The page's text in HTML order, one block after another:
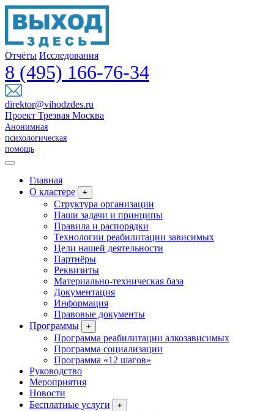
Отчёты Исследования
8 (495) 166-76-34
direktor@vihodzdes.ru
Проект Трезвая Москва
Анонимная
психологическая
помощь
Главная
О кластере
+
Структура организации
Наши задачи и принципы
Правила и распорядки
Технологии реабилитации зависимых
Цели нашей деятельности
Партнёры
Реквизиты
Материально-техническая база
Документация
Информация
Правовые документы
Программы
+
Программа реабилитации алкозависимых
Программа социализации
Программа «12 шагов»
Руководство
Мероприятия
Новости
Бесплатные услуги
+